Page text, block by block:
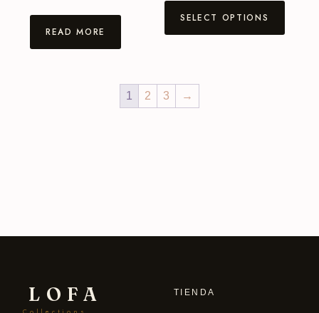
READ MORE
SELECT OPTIONS
1 2 3 →
LOFA TIENDA